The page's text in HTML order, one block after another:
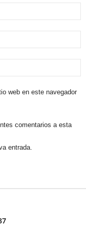
web en este navegador
comentarios a esta
entrada.